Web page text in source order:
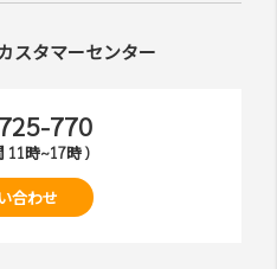
スタマーセンター
770
11時~17時 )
合わせ